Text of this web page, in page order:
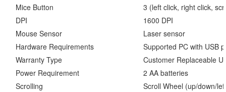
Mice Button
3 (left click, right click,
DPI
1600 DPI
Mouse Sensor
Laser sensor
Hardware Requirements
Supported PC with USB
Warranty Type
Customer Replaceable
Power Requirement
2 AA batteries
Scrolling
Scroll Wheel (up/down/